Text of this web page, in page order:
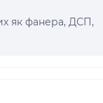
як фанера, ДСП,